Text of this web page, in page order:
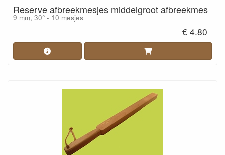
Reserve afbreekmesjes middelgroot afbreekmes
9 mm, 30° - 10 mesjes
€ 4.80